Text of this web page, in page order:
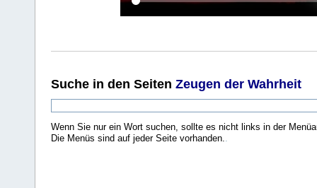
Suche in den Seiten Zeugen der Wahrheit
Wenn Sie nur ein Wort suchen, sollte es nicht links in der
Die Menüs sind auf jeder Seite vorhanden.